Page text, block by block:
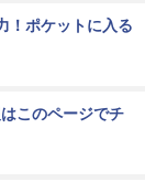
！ポケットに入る
このページでチ